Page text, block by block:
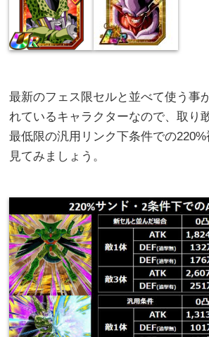
最新のフェス限セルと並べて使う事
れているキャラクターなので、取り
最低限の汎用リンク下条件での
見てみましょう。